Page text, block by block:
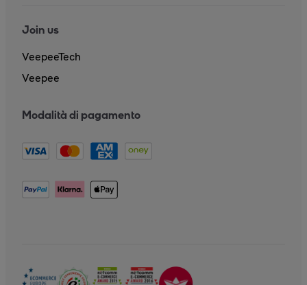
Join us
VeepeeTech
Veepee
Modalità di pagamento